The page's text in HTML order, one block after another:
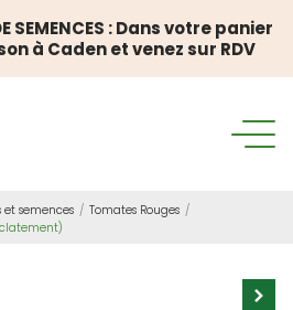
SEMENCES : Dans votre panier
à Caden et venez sur RDV
semences / Tomates Rouges /